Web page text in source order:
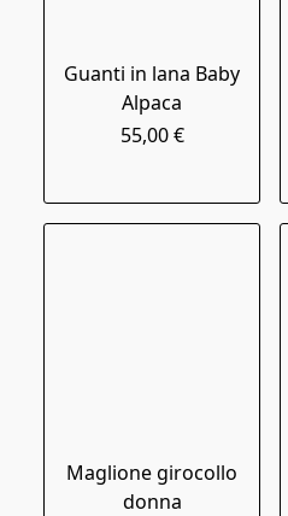
Guanti in lana Baby
Alpaca
55,00 €
Maglione girocollo
donna